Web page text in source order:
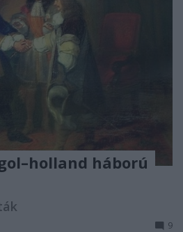
háború
9